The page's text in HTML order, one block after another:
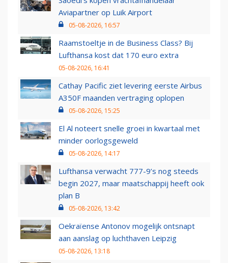
Aviapartner op Luik Airport
05-08-2026, 16:57
Raamstoeltje in de Business Class? Bij
Lufthansa kost dat 170 euro extra
05-08-2026, 16:41
Cathay Pacific ziet levering eerste Airbus
A350F maanden vertraging oplopen
05-08-2026, 15:25
El Al noteert snelle groei in kwartaal met
minder oorlogsgeweld
05-08-2026, 14:17
Lufthansa verwacht 777-9’s nog steeds
begin 2027, maar maatschappij heeft ook
plan B
05-08-2026, 13:42
Oekraïense Antonov mogelijk ontsnapt
aan aanslag op luchthaven Leipzig
05-08-2026, 13:18